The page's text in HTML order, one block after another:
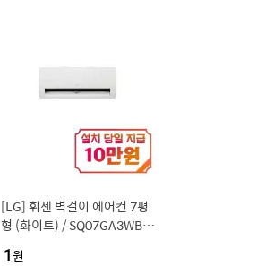
[LG] 휘센 벽걸이 에어컨 7평
형 (화이트) / SQ07GA3WBS
1원